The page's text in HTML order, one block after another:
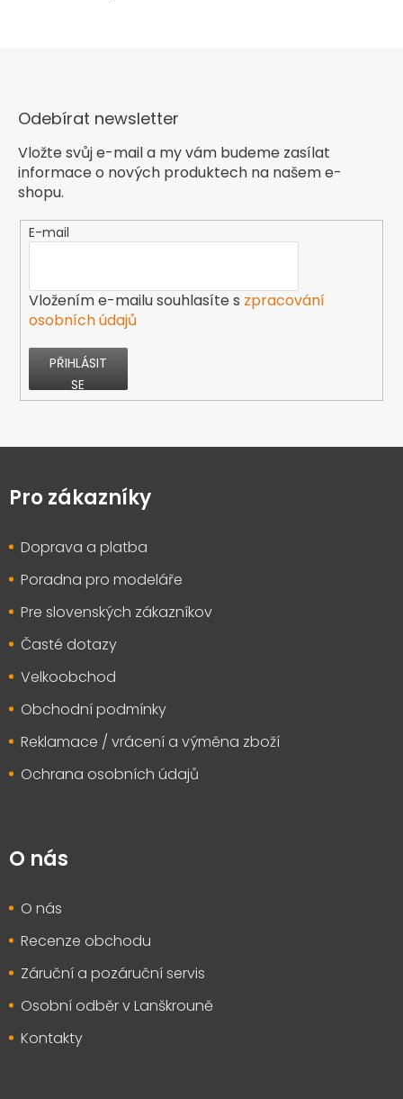
Odebírat newsletter
Vložte svůj e-mail a my vám budeme zasílat
informace o nových produktech na našem e-
shopu.
E-mail
Vložením e-mailu souhlasíte s zpracování
osobních údajů
PŘIHLÁSIT
SE
pPro zákazníky
Doprava a platba
Poradna pro modeláře
Pre slovenských zákazníkov
Časté dotazy
Velkoobchod
Obchodní podmínky
Reklamace / vrácení a výměna zboží
Ochrana osobních údajů
O nás
O nás
Recenze obchodu
Záruční a pozáruční servis
Osobní odběr v Lanškrouně
Kontakty